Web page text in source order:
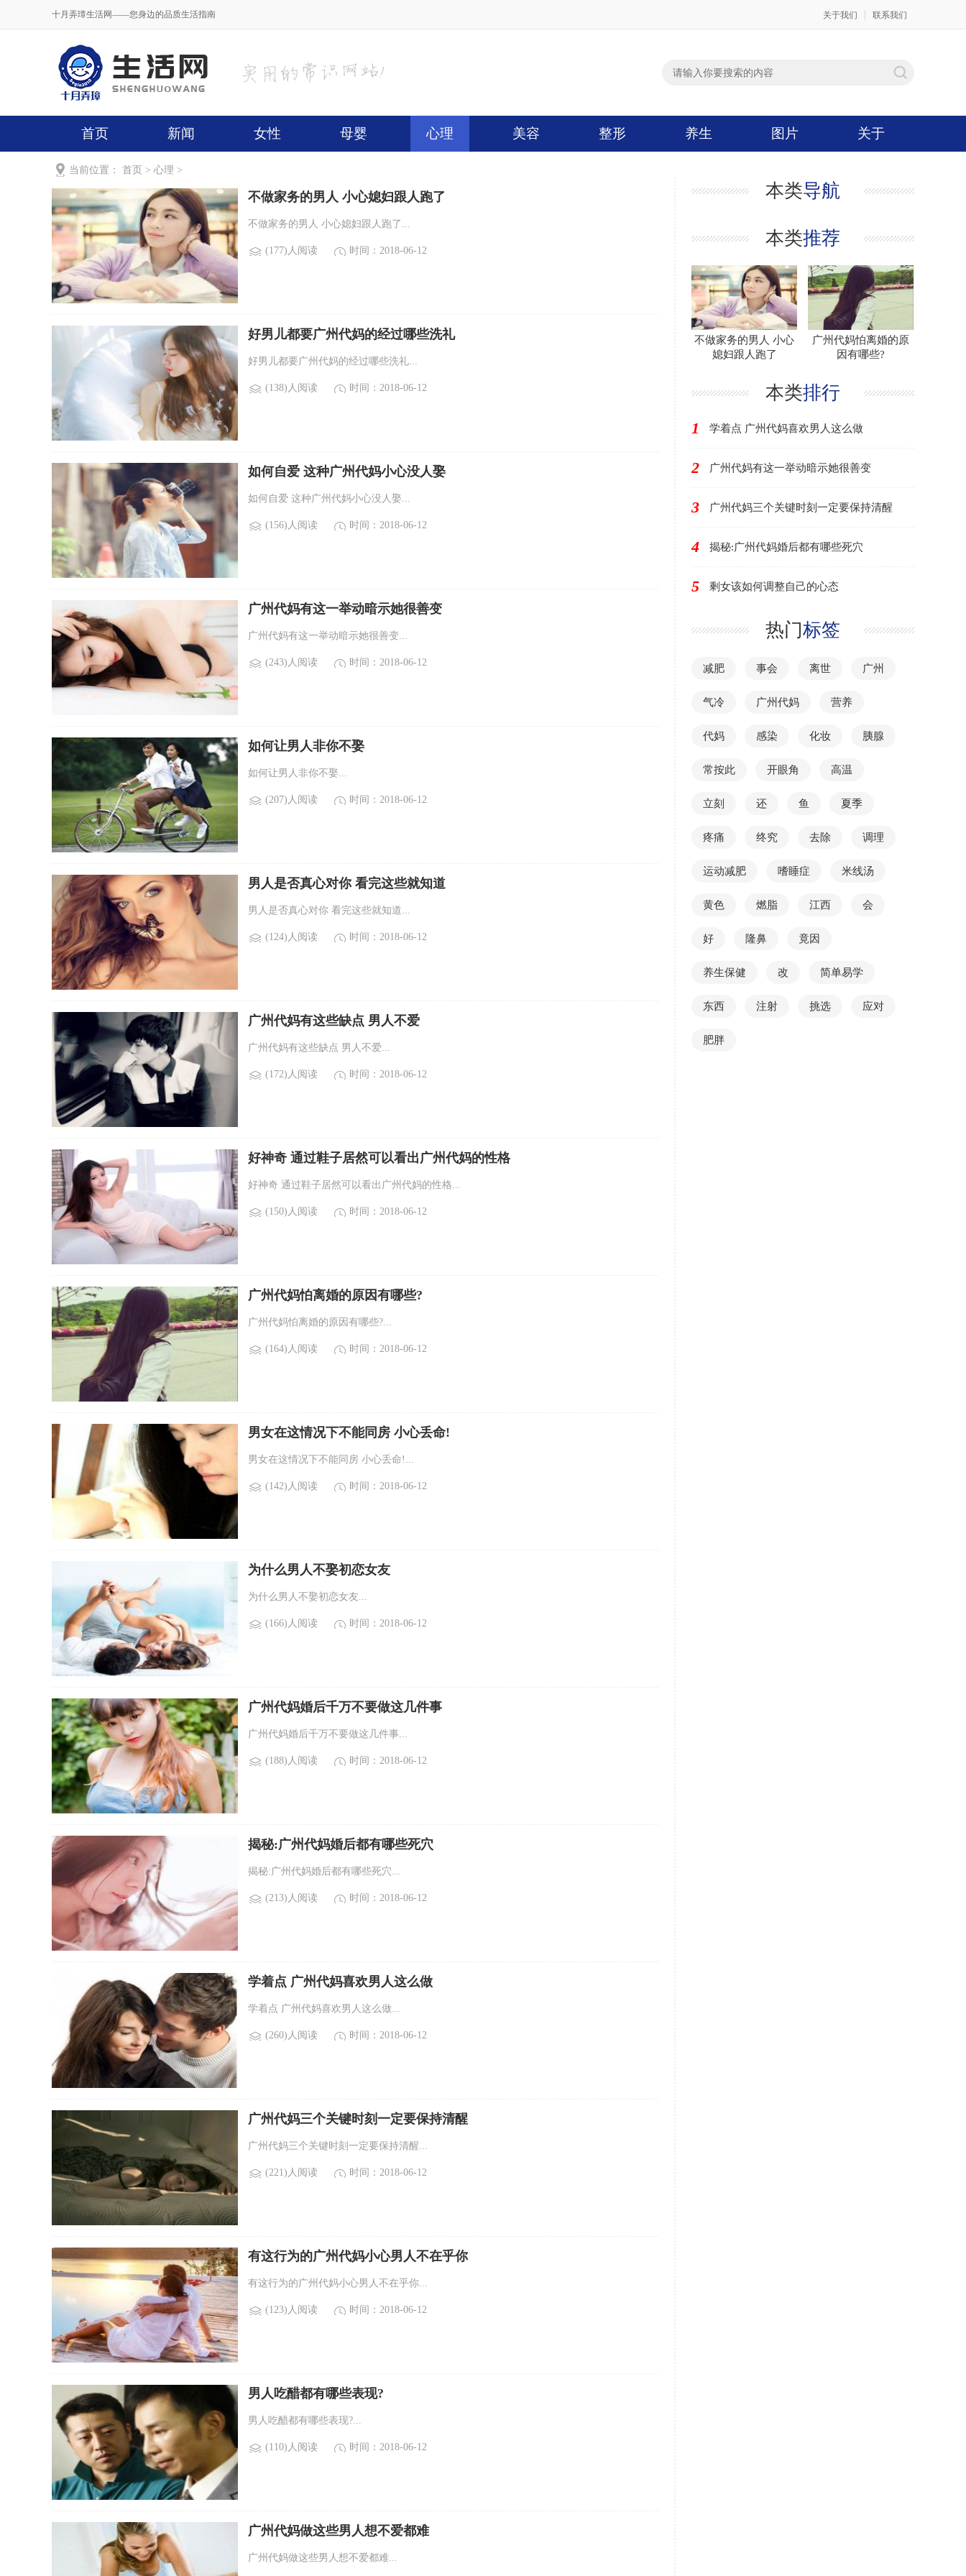
十月弄璋生活网——您身边的品质生活指南 关于我们 联系我们
首页 新闻 女性 母婴 心理 美容 整形 养生 图片 关于
当前位置： 首页 > 心理 >
不做家务的男人 小心媳妇跟人跑了
不做家务的男人 小心媳妇跟人跑了...
(177)人阅读 时间：2018-06-12
好男儿都要广州代妈的经过哪些洗礼
好男儿都要广州代妈的经过哪些洗礼...
(138)人阅读 时间：2018-06-12
如何自爱 这种广州代妈小心没人娶
如何自爱 这种广州代妈小心没人娶...
(156)人阅读 时间：2018-06-12
广州代妈有这一举动暗示她很善变
广州代妈有这一举动暗示她很善变...
(243)人阅读 时间：2018-06-12
如何让男人非你不娶
如何让男人非你不娶...
(207)人阅读 时间：2018-06-12
男人是否真心对你 看完这些就知道
男人是否真心对你 看完这些就知道...
(124)人阅读 时间：2018-06-12
广州代妈有这些缺点 男人不爱
广州代妈有这些缺点 男人不爱...
(172)人阅读 时间：2018-06-12
好神奇 通过鞋子居然可以看出广州代妈的性格
好神奇 通过鞋子居然可以看出广州代妈的性格...
(150)人阅读 时间：2018-06-12
广州代妈怕离婚的原因有哪些?
广州代妈怕离婚的原因有哪些?...
(164)人阅读 时间：2018-06-12
男女在这情况下不能同房 小心丢命!
男女在这情况下不能同房 小心丢命!...
(142)人阅读 时间：2018-06-12
为什么男人不娶初恋女友
为什么男人不娶初恋女友...
(166)人阅读 时间：2018-06-12
广州代妈婚后千万不要做这几件事
广州代妈婚后千万不要做这几件事...
(188)人阅读 时间：2018-06-12
揭秘:广州代妈婚后都有哪些死穴
揭秘:广州代妈婚后都有哪些死穴...
(213)人阅读 时间：2018-06-12
学着点 广州代妈喜欢男人这么做
学着点 广州代妈喜欢男人这么做...
(260)人阅读 时间：2018-06-12
广州代妈三个关键时刻一定要保持清醒
广州代妈三个关键时刻一定要保持清醒...
(221)人阅读 时间：2018-06-12
有这行为的广州代妈小心男人不在乎你
有这行为的广州代妈小心男人不在乎你...
(123)人阅读 时间：2018-06-12
男人吃醋都有哪些表现?
男人吃醋都有哪些表现?...
(110)人阅读 时间：2018-06-12
广州代妈做这些男人想不爱都难
广州代妈做这些男人想不爱都难...
本类导航
本类推荐
不做家务的男人 小心
媳妇跟人跑了
广州代妈怕离婚的原
因有哪些?
本类排行
1 学着点 广州代妈喜欢男人这么做
2 广州代妈有这一举动暗示她很善变
3 广州代妈三个关键时刻一定要保持清醒
4 揭秘:广州代妈婚后都有哪些死穴
5 剩女该如何调整自己的心态
热门标签
减肥 事会 离世 广州
气冷 广州代妈 营养
代妈 感染 化妆 胰腺
常按此 开眼角 高温
立刻 还 鱼 夏季
疼痛 终究 去除 调理
运动减肥 嗜睡症 米线汤
黄色 燃脂 江西 会
好 隆鼻 竟因
养生保健 改 简单易学
东西 注射 挑选 应对
肥胖